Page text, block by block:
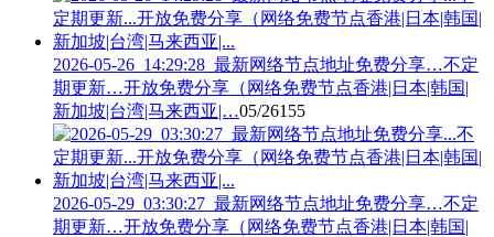
2026-05-26_14:29:28_最新网络节点地址免费分享…不定
期更新…开放免费分享（网络免费节点香港|日本|韩国|
新加坡|台湾|马来西亚|…05/26155
2026-05-29_03:30:27_最新网络节点地址免费分享…不定
期更新…开放免费分享（网络免费节点香港|日本|韩国|